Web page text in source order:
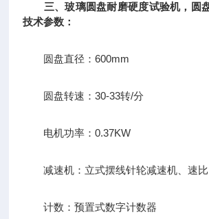
三、玻璃圆盘耐磨硬度试验机，圆
技术参数：
圆盘直径：600mm
圆盘转速：30-33转/分
电机功率：0.37KW
减速机：立式摆线针轮减速机、速比
计数：预置式数字计数器